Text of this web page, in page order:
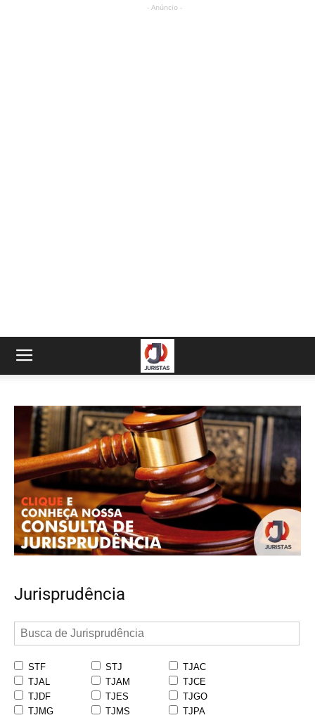
- Anúncio -
Jurisprudência
STF STJ
TJAC
TJAL
TJAM
TJCE
TJDF
TJES
TJGO
TJMG
TJMS
TJPA